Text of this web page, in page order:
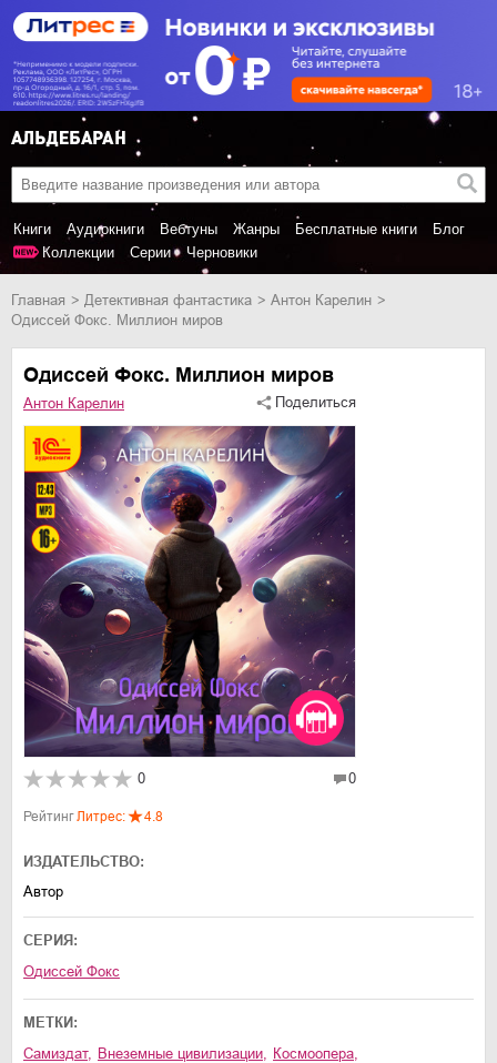
Книги Аудиокниги Вебтуны Жанры Бесплатные книги
Блог
Коллекции
Серии Черновики
Главная детективная фантастика
Антон Карелин
Одиссей Фокс. Миллион миров
Одиссей Фокс. Миллион миров
Антон Карелин Поделиться
0 0
РейтингЛитрес: 4.8
ИЗДАТЕЛЬСТВО:
Автор
СЕРИЯ:
Одиссей Фокс
МЕТКИ:
Самиздат, внеземные цивилизации космоопера